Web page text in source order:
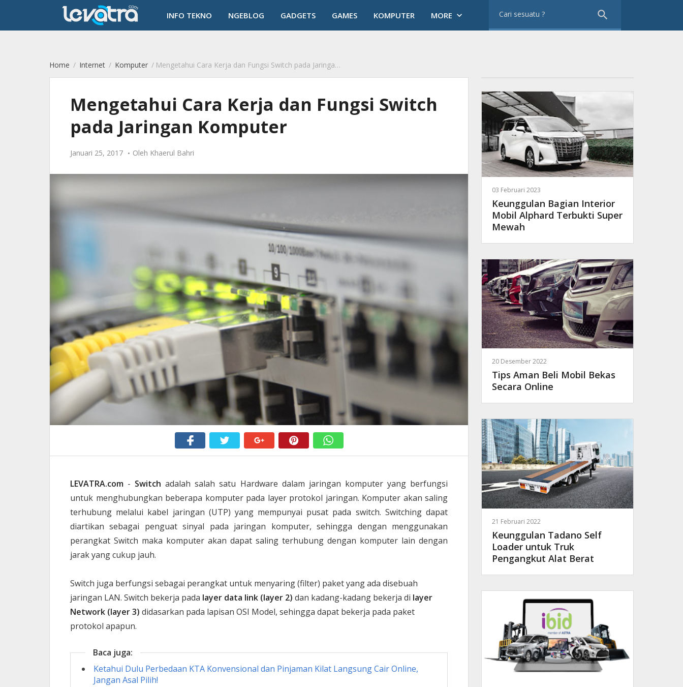
INFO TEKNO NGEBLOG GADGETS GAMES KOMPUTER MORE keyboard_arrow_down search
Home / Internet / Komputer / Mengetahui Cara Kerja dan Fungsi Switch pada Jaringan Komputer
Mengetahui Cara Kerja dan Fungsi Switch
pada Jaringan Komputer
Januari 25, 2017 Oleh Khaerul Bahri
LEVATRA.com - Switchadalah salah satu Hardware dalam jaringan komputer yang berfungsi
untuk menghubungkan beberapa komputer pada layer protokol jaringan. Komputer akan saling
terhubung melalui kabel jaringan (UTP) yang mempunyai pusat pada switch. Switching dapat
diartikan sebagai penguat sinyal pada jaringan komputer, sehingga dengan menggunakan
perangkat Switch maka komputer akan dapat saling terhubung dengan komputer lain dengan
jarak yang cukup jauh.
Switch juga berfungsi sebagai perangkat untuk menyaring (filter) paket yang ada disebuah
jaringan LAN. Switch bekerja pada layer data link (layer 2) dan kadang-kadang bekerja di layer
Network (layer 3) didasarkan pada lapisan OSI Model, sehingga dapat bekerja pada paket
protokol apapun.
Baca juga:
Ketahui Dulu Perbedaan KTA Konvensional dan Pinjaman Kilat Langsung Cair Online,
Jangan Asal Pilih!
03 Februari 2023
Keunggulan Bagian Interior
Mobil Alphard Terbukti Super
Mewah
20 Desember 2022
Tips Aman Beli Mobil Bekas
Secara Online
21 Februari 2022
Keunggulan Tadano Self
Loader untuk Truk
Pengangkut Alat Berat